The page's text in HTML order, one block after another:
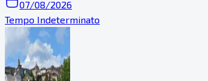
07/08/2026
Tempo Indeterminato